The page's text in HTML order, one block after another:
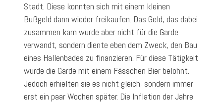
Stadt. Diese konnten sich mit einem kleinen
Bußgeld dann wieder freikaufen. Das Geld, das dabei
zusammen kam wurde aber nicht für die Garde
verwandt, sondern diente eben dem Zweck, den Bau
eines Hallenbades zu finanzieren. Für diese Tätigkeit
wurde die Garde mit einem Fässchen Bier belohnt.
Jedoch erhielten sie es nicht gleich, sondern immer
erst ein paar Wochen später. Die Inflation der Jahre